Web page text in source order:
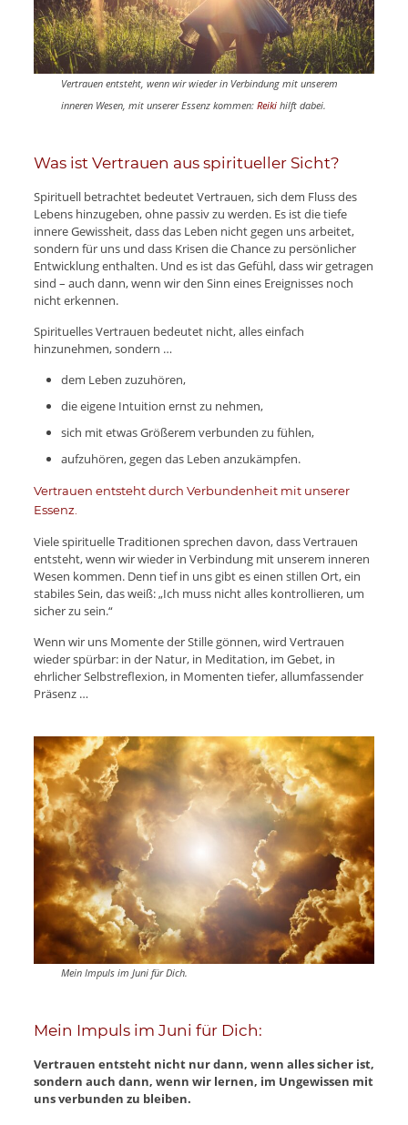
Vertrauen entsteht, wenn wir wieder in Verbindung mit unserem
inneren Wesen, mit unserer Essenz kommen: Reikihilft dabei.
Was ist Vertrauen aus spiritueller Sicht?
Spirituell betrachtet bedeutet Vertrauen, sich dem Fluss des
Lebens hinzugeben, ohne passiv zu werden. Es ist die tiefe
innere Gewissheit, dass das Leben nicht gegen uns arbeitet,
sondern für uns und dass Krisen die Chance zu persönlicher
Entwicklung enthalten. Und es ist das Gefühl, dass wir getragen
sind – auch dann, wenn wir den Sinn eines Ereignisses noch
nicht erkennen.
Spirituelles Vertrauen bedeutet nicht, alles einfach
hinzunehmen, sondern …
dem Leben zuzuhören,
die eigene Intuition ernst zu nehmen,
sich mit etwas Größerem verbunden zu fühlen,
aufzuhören, gegen das Leben anzukämpfen.
Vertrauen entsteht durch Verbundenheit mit unserer
Essenz.
Viele spirituelle Traditionen sprechen davon, dass Vertrauen
entsteht, wenn wir wieder in Verbindung mit unserem inneren
Wesen kommen. Denn tief in uns gibt es einen stillen Ort, ein
stabiles Sein, das weiß: „Ich muss nicht alles kontrollieren, um
sicher zu sein.“
Wenn wir uns Momente der Stille gönnen, wird Vertrauen
wieder spürbar: in der Natur, in Meditation, im Gebet, in
ehrlicher Selbstreflexion, in Momenten tiefer, allumfassender
Präsenz …
Mein Impuls im Juni für Dich.
Mein Impuls im Juni für Dich:
Vertrauen entsteht nicht nur dann, wenn alles sicher ist,
sondern auch dann, wenn wir lernen, im Ungewissen mit
uns verbunden zu bleiben.